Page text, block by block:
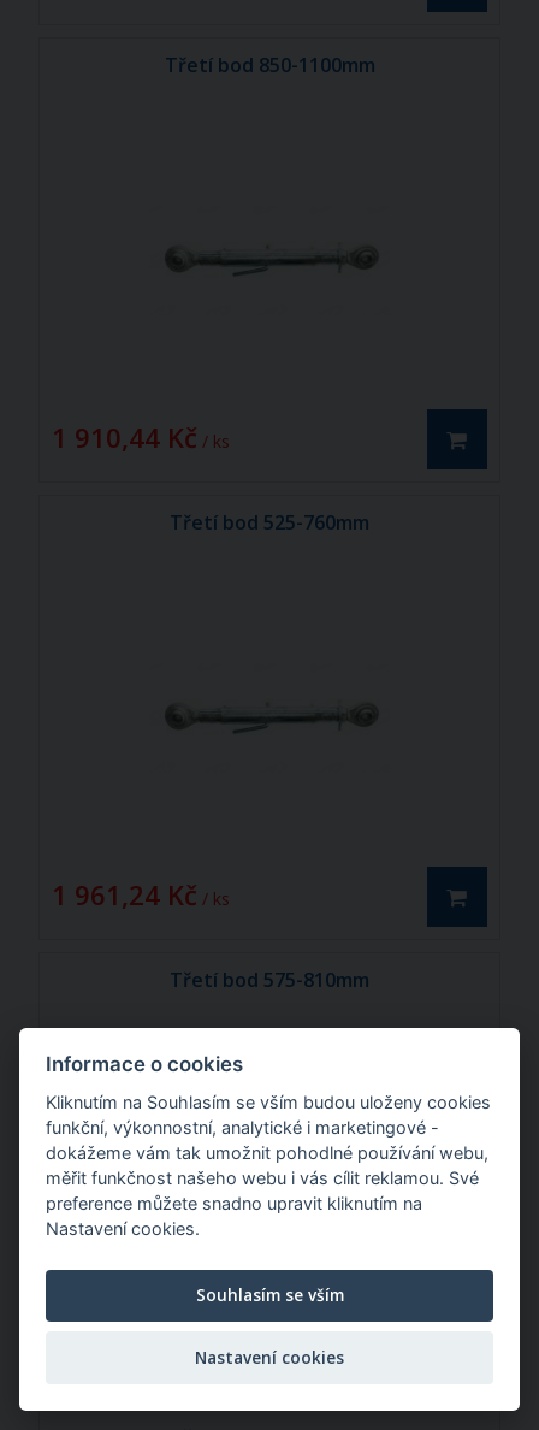
Třetí bod 850-1100mm
1 910,44 Kč / ks
Třetí bod 525-760mm
1 961,24 Kč / ks
Třetí bod 575-810mm
2 098,58 Kč/ ks
Informace o cookies
Kliknutím na Souhlasím se vším budou uloženy cookies
funkční, výkonnostní, analytické i marketingové -
dokážeme vám tak umožnit pohodlné používání webu,
měřit funkčnost našeho webu i vás cílit reklamou. Své
preference můžete snadno upravit kliknutím na
Nastavení cookies.
Souhlasím se vším
Nastavení cookies